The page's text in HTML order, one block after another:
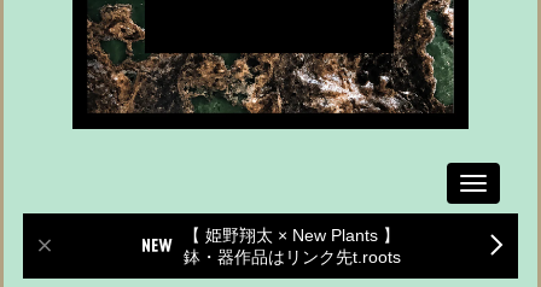
Toggle
【 姫野翔太 × New Plants 】
鉢・器作品はリンク先t.roots